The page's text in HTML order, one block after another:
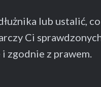
lub ustalić,
Ci
zgodnie z prawem.